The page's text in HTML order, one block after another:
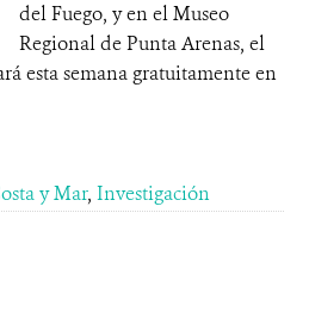
del Fuego, y en el Museo
Regional de Punta Arenas, el
esta semana gratuitamente en
y Mar, Investigación